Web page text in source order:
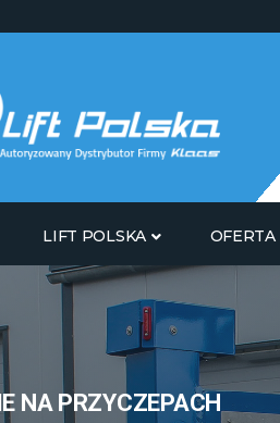
LIFT POLSKA OFERTA
NA PRZYCZEPACH